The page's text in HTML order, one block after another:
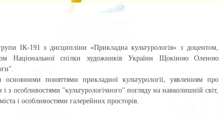
Національної спілки художників України Щокіною Оленою
і з особливостями "культурологічного" погляду на навколишній світ,
і особливостями галерейних просторів.